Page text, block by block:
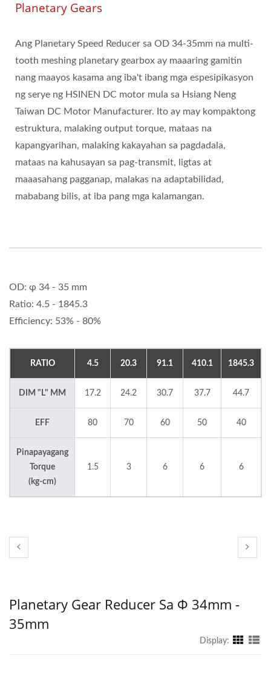
Planetary Gears
Ang Planetary Speed Reducer sa OD 34-35mm na multi-
tooth meshing planetary gearbox ay maaaring gamitin
nang maayos kasama ang iba't ibang mga espesipikasyon
ng serye ng HSINEN DC motor mula sa Hsiang Neng
Taiwan DC Motor Manufacturer. Ito ay may kompaktong
estruktura, malaking output torque, mataas na
kapangyarihan, malaking kakayahan sa pagdadala,
mataas na kahusayan sa pag-transmit, ligtas at
maaasahang pagganap, malakas na adaptabilidad,
mababang bilis, at iba pang mga kalamangan.
OD: φ 34 - 35 mm
Ratio: 4.5 - 1845.3
Efficiency: 53% - 80%
RATIO 4.5 20.3 91.1 410.1 1845.3
DIM "L" MM 17.2 24.2 30.7 37.7 44.7
EFF 80 70 60 50 40
Pinapayagang
Torque
(kg-cm)
1.5 3 6 6 6
Planetary Gear Reducer Sa Φ 34mm -
35mm
Display: